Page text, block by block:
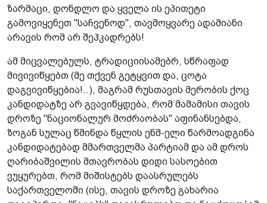
ზარმაცი, დონდლო და ყველა ის ეპითეტი
გამოვიყენეთ "საჩვენოდ", თავმოყვარე ადამიანი
არავის რომ არ შეჰკადრებს!
ამ მიცვალებულს, ტრადიციისამებრ, სწრაფად
მივივიწყებთ (მე თქვენ გეტყვით და, ცოტა
დაგვივიწყებია!..), მაგრამ რუსთავის მერობის ქოც
კანდიდატზე არ გვავიწყდება, რომ მამამისი თავის
დროზე "ნაციონალურ მოძრაობას" აფინანსებდა,
ზოგან სულაც წმინდა წყლის ენმ-ელი წარმოადგინა
კანდიდატებად მმართველმა პარტიამ და ამ დროს
ღარიბაშვილის მთავრობას დიდი სასოებით
ვუყურებთ, რომ მიშისტებს დაასრულებს
საქართველოში (ისე, თავის დროზე გახარია